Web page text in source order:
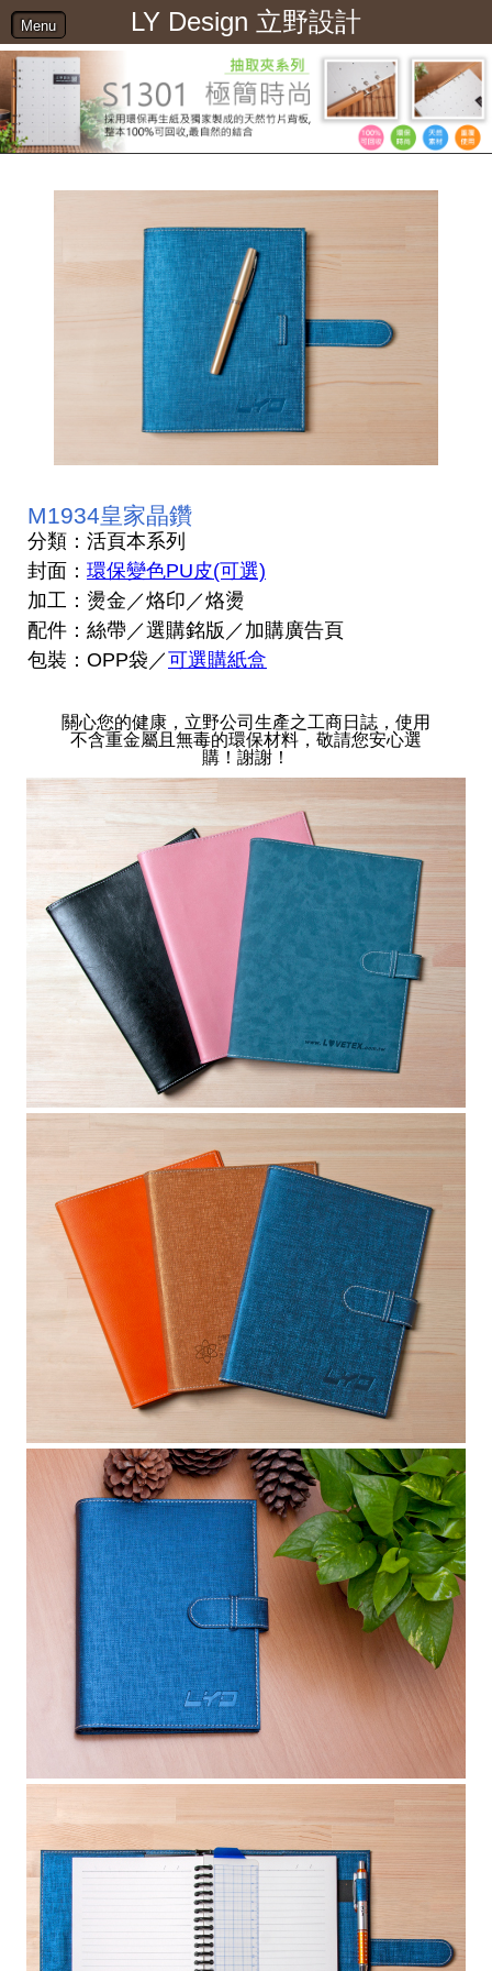
Menu LY Design 立野設計
M1934皇家晶鑽
分類：活頁本系列
封面： 環保變色PU皮(可選)
加工：燙金／烙印／烙燙
配件：絲帶／選購銘版／加購廣告頁
包裝：OPP袋／可選購紙盒
關心您的健康，立野公司生產之工商日誌，使用
不含重金屬且無毒的環保材料，敬請您安心選
購！謝謝！